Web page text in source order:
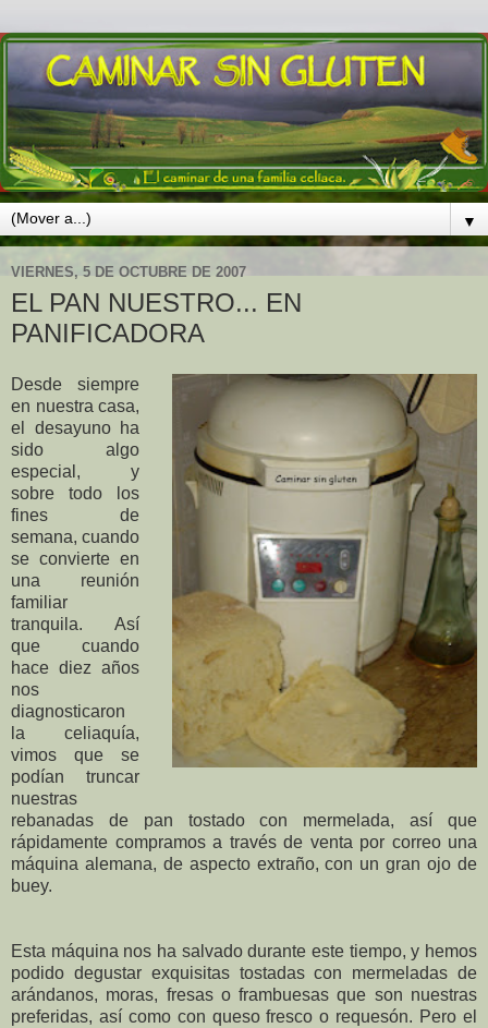
▼
VIERNES, 5 DE OCTUBRE DE 2007
EL PAN NUESTRO... EN
PANIFICADORA
Desde siempre
en nuestra casa,
el desayuno ha
sido algo
especial, y
sobre todo los
fines de
semana, cuando
se convierte en
una reunión
familiar
tranquila. Así
que cuando
hace diez años
nos
diagnosticaron
la celiaquía,
vimos que se
podían truncar
nuestras
rebanadas de pan tostado con mermelada, así que
rápidamente compramos a través de venta por correo una
máquina alemana, de aspecto extraño, con un gran ojo de
buey.
Esta máquina nos ha salvado durante este tiempo, y hemos
podido degustar exquisitas tostadas con mermeladas de
arándanos, moras, fresas o frambuesas que son nuestras
preferidas, así como con queso fresco o requesón. Pero el